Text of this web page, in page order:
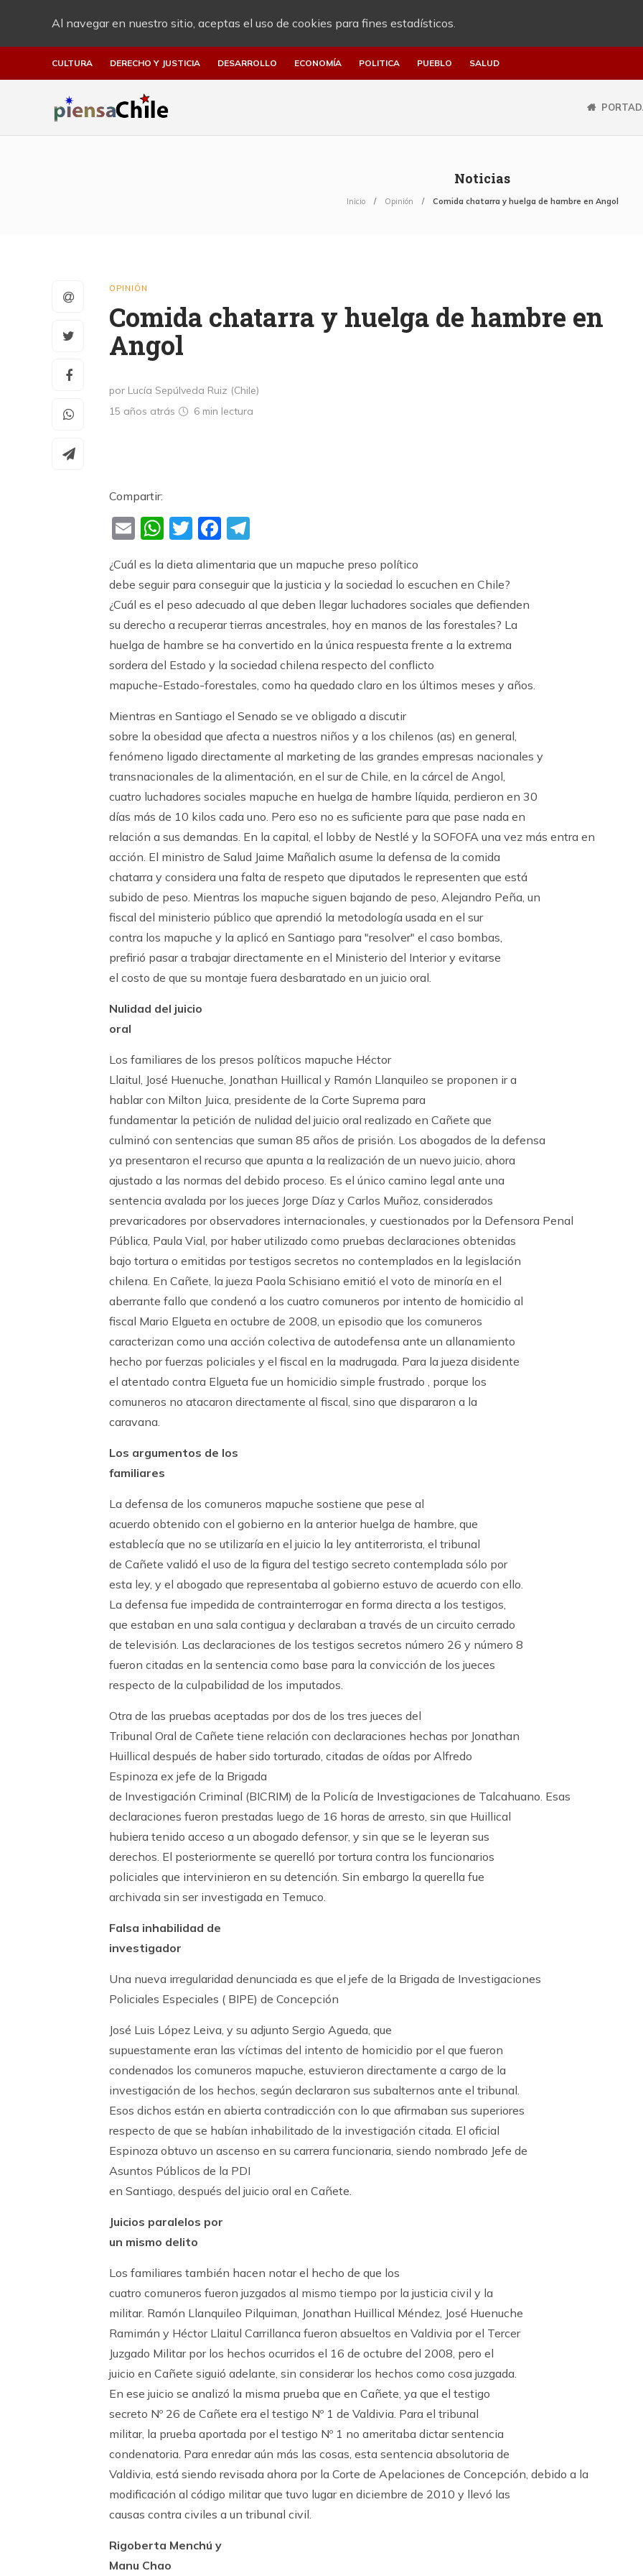
Al navegar en nuestro sitio, aceptas el uso de cookies para fines estadísticos.
CULTURA DERECHO Y JUSTICIA DESARROLLO ECONOMÍA POLITICA PUEBLO SALUD
Noticias
Inicio Opinión Comida chatarra y huelga de hambre en Angol
OPINIÓN
Comida chatarra y huelga de hambre en
Angol
por Lucía Sepúlveda Ruiz (Chile)
15 años atrás
6 min lectura
Compartir:
EmailWhatsApp
TwitterFacebook
¿Cuál es la dieta alimentaria que un mapuche preso político
debe seguir para conseguir que la justicia y la sociedad lo escuchen en Chile?
¿Cuál es el peso adecuado al que deben llegar luchadores sociales que defienden
su derecho a recuperar tierras ancestrales, hoy en manos de las forestales? La
huelga de hambre se ha convertido en la única respuesta frente a la extrema
sordera del Estado y la sociedad chilena respecto del conflicto
mapuche-Estado-forestales, como ha quedado claro en los últimos meses y años.
Mientras en Santiago el Senado se ve obligado a discutir
sobre la obesidad que afecta a nuestros niños y a los chilenos (as) en general,
fenómeno ligado directamente al marketing de las grandes empresas nacionales y
transnacionales de la alimentación, en el sur de Chile, en la cárcel de Angol,
cuatro luchadores sociales mapuche en huelga de hambre líquida, perdieron en 30
días más de 10 kilos cada uno. Pero eso no es suficiente para que pase nada en
relación a sus demandas. En la capital, el lobby de Nestlé y la SOFOFA una vez más entra en
acción. El ministro de Salud Jaime Mañalich asume la defensa de la comida
chatarra y considera una falta de respeto que diputados le representen que está
subido de peso. Mientras los mapuche siguen bajando de peso, Alejandro Peña, un
fiscal del ministerio público que aprendió la metodología usada en el sur
contra los mapuche y la aplicó en Santiago para "resolver" el caso bombas,
prefirió pasar a trabajar directamente en el Ministerio del Interior y evitarse
el costo de que su montaje fuera desbaratado en un juicio oral.
Nulidad del juicio
oral
Los familiares de los presos políticos mapuche Héctor
Llaitul, José Huenuche, Jonathan Huillical y Ramón Llanquileo se proponen ir a
hablar con Milton Juica, presidente de la Corte Suprema para
fundamentar la petición de nulidad del juicio oral realizado en Cañete que
culminó con sentencias que suman 85 años de prisión. Los abogados de la defensa
ya presentaron el recurso que apunta a la realización de un nuevo juicio, ahora
ajustado a las normas del debido proceso. Es el único camino legal ante una
sentencia avalada por los jueces Jorge Díaz y Carlos Muñoz, considerados
prevaricadores por observadores internacionales, y cuestionados por la Defensora Penal
Pública, Paula Vial, por haber utilizado como pruebas declaraciones obtenidas
bajo tortura o emitidas por testigos secretos no contemplados en la legislación
chilena. En Cañete, la jueza Paola Schisiano emitió el voto de minoría en el
aberrante fallo que condenó a los cuatro comuneros por intento de homicidio al
fiscal Mario Elgueta en octubre de 2008, un episodio que los comuneros
caracterizan como una acción colectiva de autodefensa ante un allanamiento
hecho por fuerzas policiales y el fiscal en la madrugada. Para la jueza disidente
el atentado contra Elgueta fue un homicidio simple frustrado , porque los
comuneros no atacaron directamente al fiscal, sino que dispararon a la
caravana.
Los argumentos de los
familiares
La defensa de los comuneros mapuche sostiene que pese al
acuerdo obtenido con el gobierno en la anterior huelga de hambre, que
establecía que no se utilizaría en el juicio la ley antiterrorista, el tribunal
de Cañete validó el uso de la figura del testigo secreto contemplada sólo por
esta ley, y el abogado que representaba al gobierno estuvo de acuerdo con ello.
La defensa fue impedida de contrainterrogar en forma directa a los testigos,
que estaban en una sala contigua y declaraban a través de un circuito cerrado
de televisión. Las declaraciones de los testigos secretos número 26 y número 8
fueron citadas en la sentencia como base para la convicción de los jueces
respecto de la culpabilidad de los imputados.
Otra de las pruebas aceptadas por dos de los tres jueces del
Tribunal Oral de Cañete tiene relación con declaraciones hechas por Jonathan
Huillical después de haber sido torturado, citadas de oídas por Alfredo
Espinoza ex jefe de la Brigada
de Investigación Criminal (BICRIM) de la Policía de Investigaciones de Talcahuano. Esas
declaraciones fueron prestadas luego de 16 horas de arresto, sin que Huillical
hubiera tenido acceso a un abogado defensor, y sin que se le leyeran sus
derechos. El posteriormente se querelló por tortura contra los funcionarios
policiales que intervinieron en su detención. Sin embargo la querella fue
archivada sin ser investigada en Temuco.
Falsa inhabilidad de
investigador
Una nueva irregularidad denunciada es que el jefe de la Brigada de Investigaciones
Policiales Especiales ( BIPE) de Concepción
José Luis López Leiva, y su adjunto Sergio Agueda, que
supuestamente eran las víctimas del intento de homicidio por el que fueron
condenados los comuneros mapuche, estuvieron directamente a cargo de la
investigación de los hechos, según declararon sus subalternos ante el tribunal.
Esos dichos están en abierta contradicción con lo que afirmaban sus superiores
respecto de que se habían inhabilitado de la investigación citada. El oficial
Espinoza obtuvo un ascenso en su carrera funcionaria, siendo nombrado Jefe de
Asuntos Públicos de la PDI
en Santiago, después del juicio oral en Cañete.
Juicios paralelos por
un mismo delito
Los familiares también hacen notar el hecho de que los
cuatro comuneros fueron juzgados al mismo tiempo por la justicia civil y la
militar. Ramón Llanquileo Pilquiman, Jonathan Huillical Méndez, José Huenuche
Ramimán y Héctor Llaitul Carrillanca fueron absueltos en Valdivia por el Tercer
Juzgado Militar por los hechos ocurridos el 16 de octubre del 2008, pero el
juicio en Cañete siguió adelante, sin considerar los hechos como cosa juzgada.
En ese juicio se analizó la misma prueba que en Cañete, ya que el testigo
secreto Nº 26 de Cañete era el testigo Nº 1 de Valdivia. Para el tribunal
militar, la prueba aportada por el testigo Nº 1 no ameritaba dictar sentencia
condenatoria. Para enredar aún más las cosas, esta sentencia absolutoria de
Valdivia, está siendo revisada ahora por la Corte de Apelaciones de Concepción, debido a la
modificación al código militar que tuvo lugar en diciembre de 2010 y llevó las
causas contra civiles a un tribunal civil.
Rigoberta Menchú y
Manu Chao